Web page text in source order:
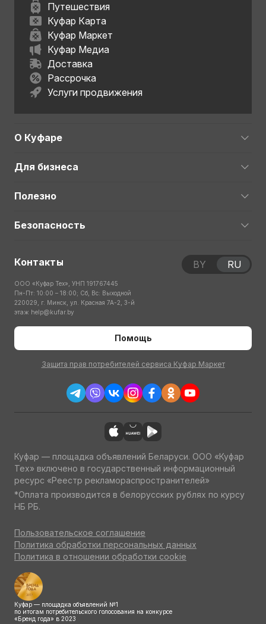
Путешествия
Куфар Карта
Куфар Маркет
Куфар Медиа
Доставка
Рассрочка
Услуги продвижения
О Куфаре
Для бизнеса
Полезно
Безопасность
Контакты
ООО «Куфар Тех», УНП 191767445
Пн-Пт: 10:00 – 18:00; Сб, Вс: Выходной
220029, г. Минск, ул. Красная 7А-2, 3-й
этаж help@kufar.by
Помощь
Защита прав потребителей сервиса Куфар Маркет
BY RU
Куфар — площадка объявлений Беларуси. ООО «Куфар
Тех» включено в государственный информационный
ресурс «Реестр рекламораспространителей»
*Оплата производится в белорусских рублях по курсу
НБ РБ.
Пользовательское соглашение
Политика обработки персональных данных
Политика в отношении обработки cookie
Куфар — площадка объявлений №1
по итогам потребительского голосования на конкурсе
«Бренд года» в 2023